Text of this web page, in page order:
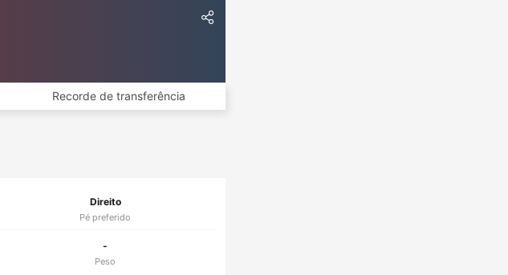
Recorde de transferência
Direito
Pé preferido
-
Peso